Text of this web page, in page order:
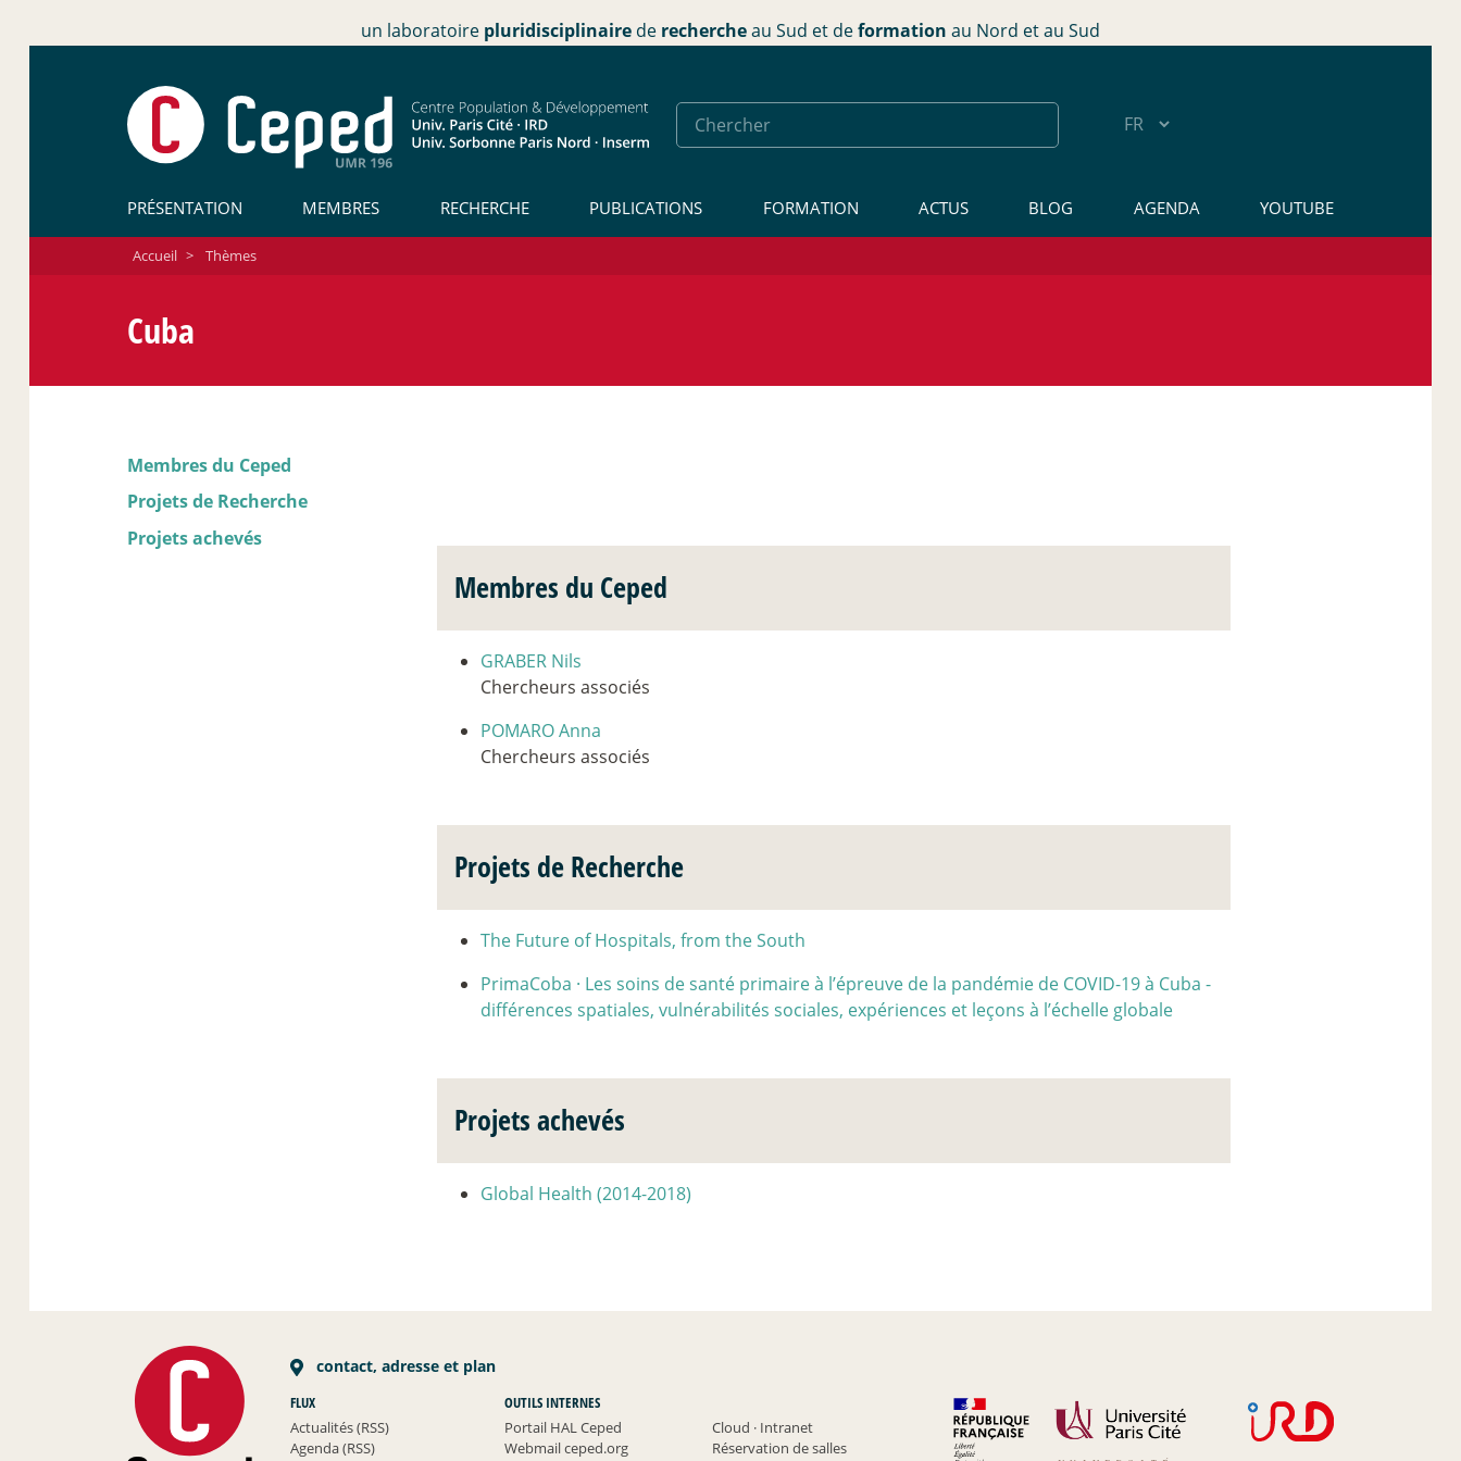
un laboratoire pluridisciplinaire de rechercheau Sud et deformation au Nord et au Sud
PRÉSENTATION MEMBRES RECHERCHE PUBLICATIONS FORMATION ACTUS BLOG AGENDA YOUTUBE
Accueil > Thèmes
Cuba
Membres du Ceped
Projets de Recherche
Projets achevés
Membres du Ceped
GRABER Nils
Chercheurs associés
POMARO Anna
Chercheurs associés
Projets de Recherche
The Future of Hospitals, from the South
PrimaCoba · Les soins de santé primaire à l’épreuve de la pandémie de COVID-19 à Cuba -
différences spatiales, vulnérabilités sociales, expériences et leçons à l’échelle globale
Projets achevés
Global Health (2014-2018)
contact, adresse et plan
FLUX
Actualités (RSS)
Agenda (RSS)
OUTILS INTERNES
Portail HAL Ceped
Cloud · Intranet
Webmail ceped.org
Réservation de salles